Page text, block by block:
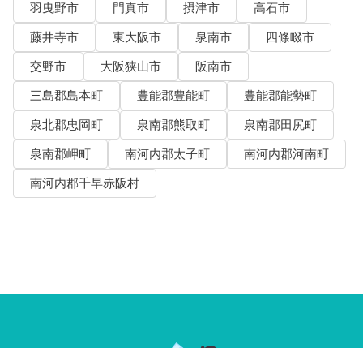
羽曳野市
門真市 摂津市
高石市
藤井寺市
東大阪市 泉南市
四條畷市
交野市
大阪狭山市
阪南市
三島郡島本町
豊能郡豊能町
豊能郡能勢町
泉北郡忠岡町
泉南郡熊取町
泉南郡田尻町
泉南郡岬町
南河内郡太子町
南河内郡河南町
南河内郡千早赤阪村